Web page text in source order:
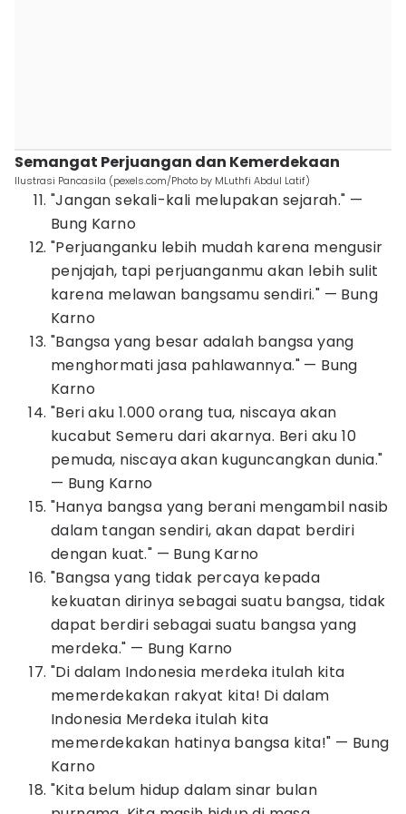
Semangat Perjuangan dan Kemerdekaan
Ilustrasi Pancasila (pexels.com/Photo by MLuthfi Abdul Latif)
"Jangan sekali-kali melupakan sejarah." —
Bung Karno
"Perjuanganku lebih mudah karena mengusir
penjajah, tapi perjuanganmu akan lebih sulit
karena melawan bangsamu sendiri." — Bung
Karno
"Bangsa yang besar adalah bangsa yang
menghormati jasa pahlawannya." — Bung
Karno
"Beri aku 1.000 orang tua, niscaya akan
kucabut Semeru dari akarnya. Beri aku 10
pemuda, niscaya akan kuguncangkan dunia."
— Bung Karno
"Hanya bangsa yang berani mengambil nasib
dalam tangan sendiri, akan dapat berdiri
dengan kuat." — Bung Karno
"Bangsa yang tidak percaya kepada
kekuatan dirinya sebagai suatu bangsa, tidak
dapat berdiri sebagai suatu bangsa yang
merdeka." — Bung Karno
"Di dalam Indonesia merdeka itulah kita
memerdekakan rakyat kita! Di dalam
Indonesia Merdeka itulah kita
memerdekakan hatinya bangsa kita!" — Bung
Karno
"Kita belum hidup dalam sinar bulan